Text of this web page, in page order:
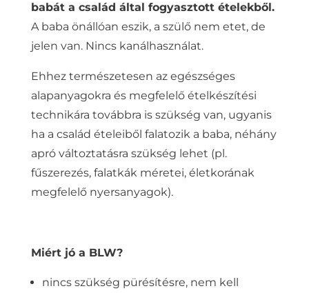
babát a család által fogyasztott ételekből.
A baba önállóan eszik, a szülő nem etet, de
jelen van. Nincs kanálhasználat.
Ehhez természetesen az egészséges
alapanyagokra és megfelelő ételkészítési
technikára továbbra is szükség van, ugyanis
ha a család ételeiből falatozik a baba, néhány
apró változtatásra szükség lehet (pl.
fűszerezés, falatkák méretei, életkorának
megfelelő nyersanyagok).
Miért jó a BLW?
nincs szükség pürésítésre, nem kell